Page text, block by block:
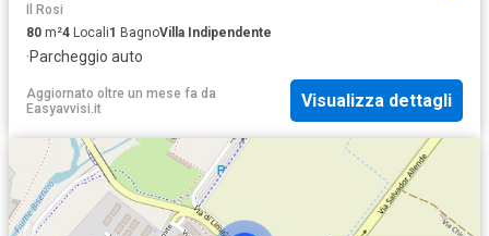
Il Rosi
80 m²4 Locali1 BagnoVilla Indipendente
·Parcheggio auto
Aggiornato oltre un mese fa da
Easyavvisi.it
Visualizza dettagli